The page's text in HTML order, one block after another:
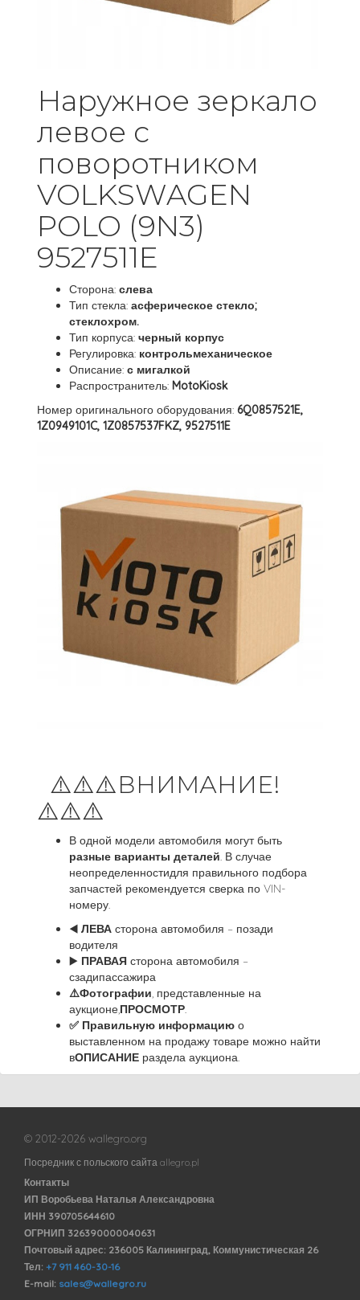
Наружное зеркало
левое с
поворотником
VOLKSWAGEN
POLO (9N3)
9527511E
Сторона: слева
Тип стекла: асферическое стекло;
стеклохром.
Тип корпуса: черный корпус
Регулировка: контрольмеханическое
Описание: с мигалкой
Распространитель: MotoKiosk
Номер оригинального оборудования: 6Q0857521E,
1Z0949101C, 1Z0857537FKZ, 9527511E
⚠️⚠️⚠️ВНИМАНИЕ!
⚠️⚠️⚠️
В одной модели автомобиля могут быть
разные варианты деталей. В случае
неопределенностидля правильного подбора
запчастей рекомендуется сверка по VIN-
номеру.
◀️ ЛЕВА сторона автомобиля – позади
водителя
▶️ ПРАВАЯ сторона автомобиля –
сзадипассажира
⚠️Фотографии, представленные на
аукционе,ПРОСМОТР.
✅ Правильную информацию о
выставленном на продажу товаре можно найти
вОПИСАНИЕ раздела аукциона.
© 2012-2026 wallegro.org
Посредник с польского сайта allegro.pl
Контакты
ИП Воробьева Наталья Александровна
ИНН 390705644610
ОГРНИП 326390000040631
Почтовый адрес: 236005 Калининград, Коммунистическая 26
Тел: +7 911 460-30-16
E-mail: sales@wallegro.ru